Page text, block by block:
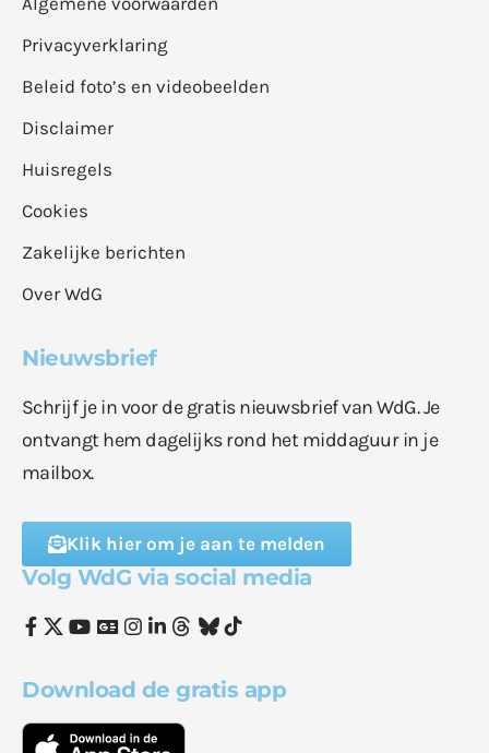
Privacyverklaring
Beleid foto’s en videobeelden
Disclaimer
Huisregels
Cookies
Zakelijke berichten
Over WdG
Nieuwsbrief
Schrijf je in voor de gratis nieuwsbrief van WdG. Je
ontvangt hem dagelijks rond het middaguur in je
mailbox.
Klik hier om je aan te melden
Volg WdG via social media
Download de gratis app